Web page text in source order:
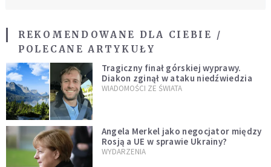
REKOMENDOWANE DLA CIEBIE /
POLECANE ARTYKUŁY
Tragiczny finał górskiej wyprawy.
Diakon zginął w ataku niedźwiedzia
WIADOMOŚCI ZE ŚWIATA
Angela Merkel jako negocjator między
Rosją a UE w sprawie Ukrainy?
WYDARZENIA